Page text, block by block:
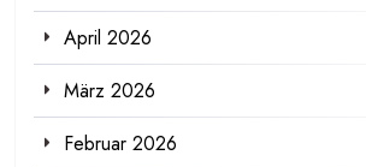
April 2026
März 2026
Februar 2026